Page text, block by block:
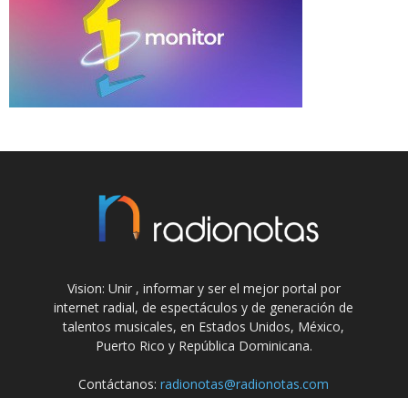
Vision: Unir , informar y ser el mejor portal por
internet radial, de espectáculos y de generación de
talentos musicales, en Estados Unidos, México,
Puerto Rico y República Dominicana.
Contáctanos:radionotas@radionotas.com